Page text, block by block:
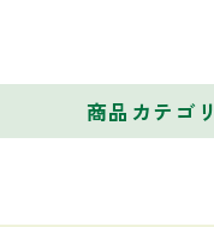
商品カテゴリ